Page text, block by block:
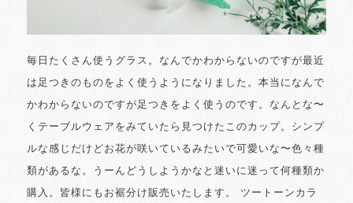
毎日たくさん使うグラス。なんでかわからないのですが最近
は足つきのものをよく使うようになりました。本当になんで
かわからないのですが足つきをよく使うのです。なんとな〜
くテーブルウェアをみていたら見つけたこのカップ。シンプ
ルな感じだけどお花が咲いているみたいで可愛いな〜色々種
類があるな。うーんどうしようかなと迷いに迷って何種類か
購入。皆様にもお裾分け販売いたします。 ツートーンカラ